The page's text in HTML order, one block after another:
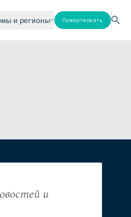
и регионы Пожертвовать
и